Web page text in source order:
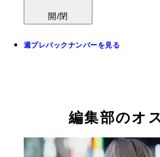
開/閉
週プレバックナンバーを見る
編集部のオ